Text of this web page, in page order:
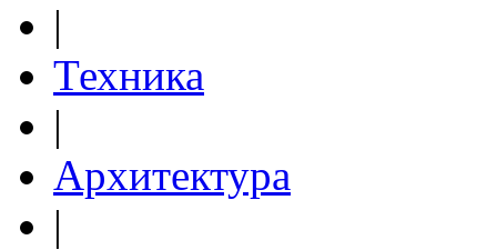
|
Техника
|
Архитектура
|